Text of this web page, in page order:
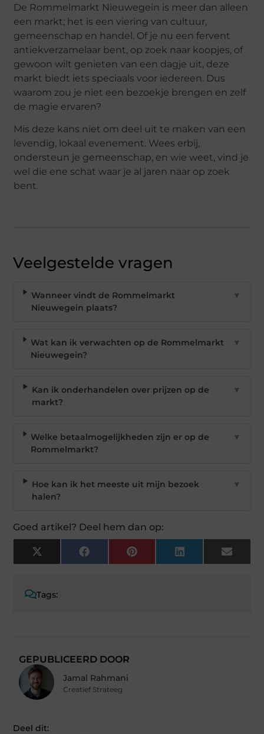
De Rommelmarkt Nieuwegein is meer dan alleen
een markt; het is een viering van cultuur,
gemeenschap en handel. Of je nu een fervent
antiekverzamelaar bent, op zoek naar koopjes, of
gewoon wilt genieten van een dagje uit, deze
markt biedt iets speciaals voor iedereen. Dus
waarom zou je niet een bezoekje brengen en zelf
de magie ervaren?
Mis deze kans niet om deel uit te maken van een
levendig, lokaal evenement. Wees erbij,
ondersteun je gemeenschap, en wie weet, vind je
wel die ene schat waar je al jaren naar op zoek
bent.
Veelgestelde vragen
Wanneer vindt de Rommelmarkt
Nieuwegein plaats?
▼
Wat kan ik verwachten op de Rommelmarkt
Nieuwegein?
▼
Kan ik onderhandelen over prijzen op de
markt?
▼
Welke betaalmogelijkheden zijn er op de
Rommelmarkt?
▼
Hoe kan ik het meeste uit mijn bezoek
halen?
▼
Goed artikel? Deel hem dan op:
X
(Twitter)
Facebook Pinterest LinkedIn Email
Tags:
GEPUBLICEERD DOOR
Jamal Rahmani
Creatief Strateeg
Deel dit: